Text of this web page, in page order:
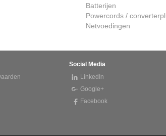
Batterijen
Powercords /
Netvoedingen
Social Media
LinkedIn
Google+
Facebook